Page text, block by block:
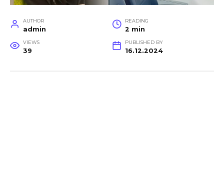
AUTHOR
admin
READING
2 min
VIEWS
39
PUBLISHED BY
16.12.2024